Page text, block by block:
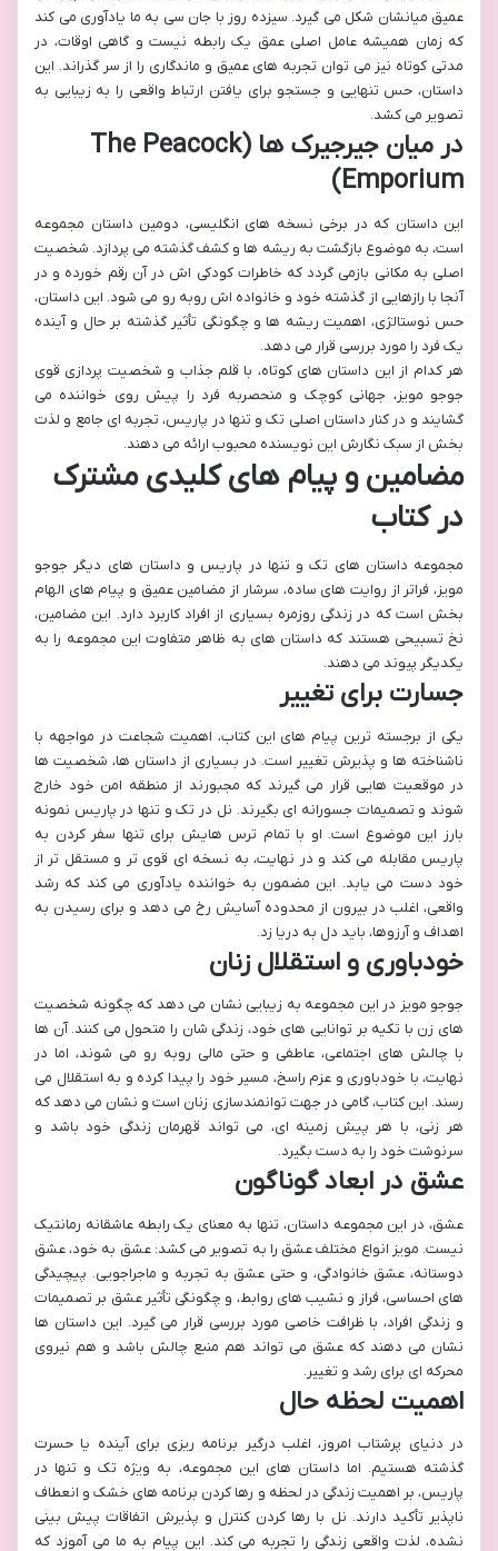
عمیق میانشان شکل می گیرد. سیزده روز با جان سی به ما یادآوری می کند
که زمان همیشه عامل اصلی عمق یک رابطه نیست و گاهی اوقات، در
مدتی کوتاه نیز می توان تجربه های عمیق و ماندگاری را از سر گذراند. این
داستان، حس تنهایی و جستجو برای یافتن ارتباط واقعی را به زیبایی به
تصویر می کشد.
در میان جیرجیرک ها (The Peacock
Emporium)
این داستان که در برخی نسخه های انگلیسی، دومین داستان مجموعه
است، به موضوع بازگشت به ریشه ها و کشف گذشته می پردازد. شخصیت
اصلی به مکانی بازمی گردد که خاطرات کودکی اش در آن رقم خورده و در
آنجا با رازهایی از گذشته خود و خانواده اش روبه رو می شود. این داستان،
حس نوستالژی، اهمیت ریشه ها و چگونگی تأثیر گذشته بر حال و آینده
یک فرد را مورد بررسی قرار می دهد.
هر کدام از این داستان های کوتاه، با قلم جذاب و شخصیت پردازی قوی
جوجو مویز، جهانی کوچک و منحصربه فرد را پیش روی خواننده می
گشایند و در کنار داستان اصلی تک و تنها در پاریس، تجربه ای جامع و لذت
بخش از سبک نگارش این نویسنده محبوب ارائه می دهند.
مضامین و پیام های کلیدی مشترک
در کتاب
مجموعه داستان های تک و تنها در پاریس و داستان های دیگر جوجو
مویز، فراتر از روایت های ساده، سرشار از مضامین عمیق و پیام های الهام
بخش است که در زندگی روزمره بسیاری از افراد کاربرد دارد. این مضامین،
نخ تسبیحی هستند که داستان های به ظاهر متفاوت این مجموعه را به
یکدیگر پیوند می دهند.
جسارت برای تغییر
یکی از برجسته ترین پیام های این کتاب، اهمیت شجاعت در مواجهه با
ناشناخته ها و پذیرش تغییر است. در بسیاری از داستان ها، شخصیت ها
در موقعیت هایی قرار می گیرند که مجبورند از منطقه امن خود خارج
شوند و تصمیمات جسورانه ای بگیرند. نل در تک و تنها در پاریس نمونه
بارز این موضوع است. او با تمام ترس هایش برای تنها سفر کردن به
پاریس مقابله می کند و در نهایت، به نسخه ای قوی تر و مستقل تر از
خود دست می یابد. این مضمون به خواننده یادآوری می کند که رشد
واقعی، اغلب در بیرون از محدوده آسایش رخ می دهد و برای رسیدن به
اهداف و آرزوها، باید دل به دریا زد.
خودباوری و استقلال زنان
جوجو مویز در این مجموعه به زیبایی نشان می دهد که چگونه شخصیت
های زن با تکیه بر توانایی های خود، زندگی شان را متحول می کنند. آن ها
با چالش های اجتماعی، عاطفی و حتی مالی روبه رو می شوند، اما در
نهایت، با خودباوری و عزم راسخ، مسیر خود را پیدا کرده و به استقلال می
رسند. این کتاب، گامی در جهت توانمندسازی زنان است و نشان می دهد که
هر زنی، با هر پیش زمینه ای، می تواند قهرمان زندگی خود باشد و
سرنوشت خود را به دست بگیرد.
عشق در ابعاد گوناگون
عشق، در این مجموعه داستان، تنها به معنای یک رابطه عاشقانه رمانتیک
نیست. مویز انواع مختلف عشق را به تصویر می کشد: عشق به خود، عشق
دوستانه، عشق خانوادگی، و حتی عشق به تجربه و ماجراجویی. پیچیدگی
های احساسی، فراز و نشیب های روابط، و چگونگی تأثیر عشق بر تصمیمات
و زندگی افراد، با ظرافت خاصی مورد بررسی قرار می گیرد. این داستان ها
نشان می دهند که عشق می تواند هم منبع چالش باشد و هم نیروی
محرکه ای برای رشد و تغییر.
اهمیت لحظه حال
در دنیای پرشتاب امروز، اغلب درگیر برنامه ریزی برای آینده یا حسرت
گذشته هستیم. اما داستان های این مجموعه، به ویژه تک و تنها در
پاریس، بر اهمیت زندگی در لحظه و رها کردن برنامه های خشک و انعطاف
ناپذیر تأکید دارند. نل با رها کردن کنترل و پذیرش اتفاقات پیش بینی
نشده، لذت واقعی زندگی را تجربه می کند. این پیام به ما می آموزد که